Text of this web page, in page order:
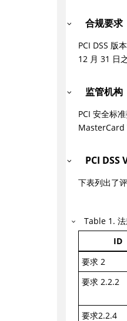
合规要求
PCI DSS 版
12 月 31 日
监管机构
PCI 安全标
MasterCard
PCI DSS
下表列出了
Table 1 .
ID
要求 2
要求 2.2.2
要求2.2.4